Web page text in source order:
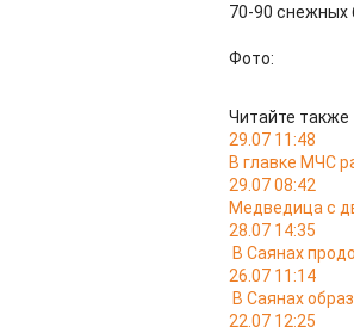
70-90 снежных
Фото:
Читайте также
29.07 11:48
В главке МЧС
29.07 08:42
Медведица с
28.07 14:35
В Саянах
26.07 11:14
В Саянах
22.07 12:25